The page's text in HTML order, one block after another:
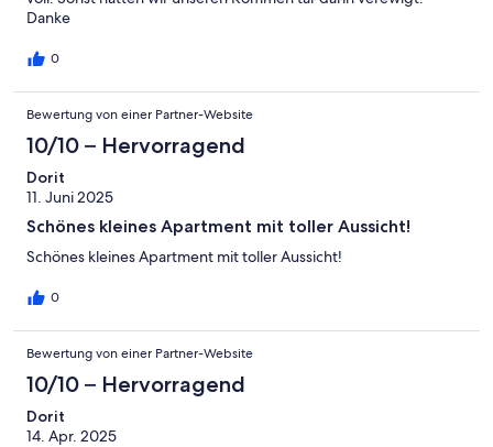
Danke
0
Bewertung von einer Partner-Website
10/10 – Hervorragend
Dorit
11. Juni 2025
Schönes kleines Apartment mit toller Aussicht!
Schönes kleines Apartment mit toller Aussicht!
0
Bewertung von einer Partner-Website
10/10 – Hervorragend
Dorit
14. Apr. 2025